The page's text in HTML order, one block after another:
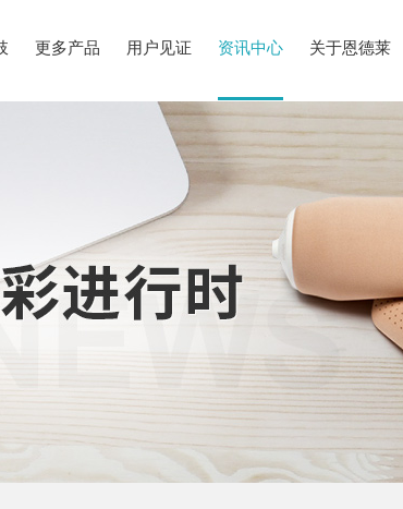
更多产品 用户见证 资讯中心 关于恩德莱